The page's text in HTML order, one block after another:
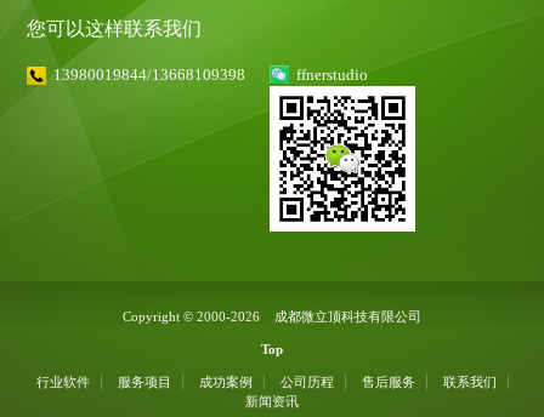
您可以这样联系我们
13980019844/13668109398 ffnerstudio
Copyright © 2000-2026 成都微立顶科技有限公司
Top
行业软件 服务项目 成功案例 公司历程 售后服务
联系我们
新闻资讯